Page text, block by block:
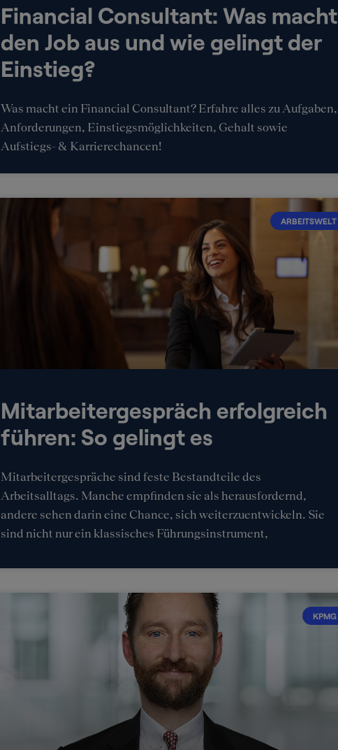
Financial Consultant: Was macht
den Job aus und wie gelingt der
Einstieg?
Was macht ein Financial Consultant? Erfahre alles zu Aufgaben,
Anforderungen, Einstiegsmöglichkeiten, Gehalt sowie
Aufstiegs- & Karrierechancen!
ARBEITSWELT
Mitarbeitergespräch erfolgreich
führen: So gelingt es
Mitarbeitergespräche sind feste Bestandteile des
Arbeitsalltags. Manche empfinden sie als herausfordernd,
andere sehen darin eine Chance, sich weiterzuentwickeln. Sie
sind nicht nur ein klassisches Führungsinstrument,
KPMG